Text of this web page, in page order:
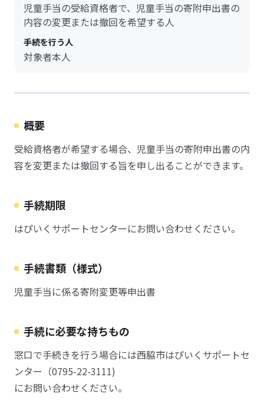
児童手当の受給資格者で、児童手当の寄附申出書の
内容の変更または撤回を希望する人
手続を行う人
対象者本人
概要
受給資格者が希望する場合、児童手当の寄附申出書の内
容を変更または撤回する旨を申し出ることができます。
手続期限
はぴいくサポートセンターにお問い合わせください。
手続書類（様式）
児童手当に係る寄附変更等申出書
手続に必要な持ちもの
窓口で手続きを行う場合には西脇市はぴいくサポートセ
ンター（0795-22-3111)
にお問い合わせください。